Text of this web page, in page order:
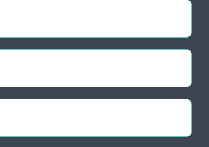
facilitant la mobilité
et l’attractivité économique.
entre dynamisme urbain,